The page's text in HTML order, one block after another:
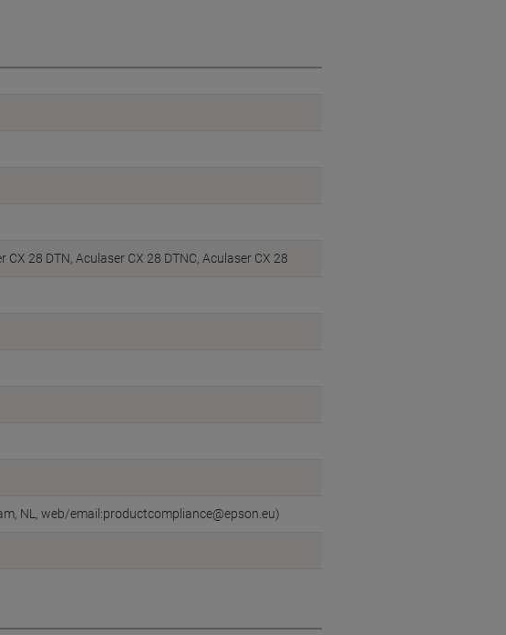
28 DTN, Aculaser CX 28 DTNC, Aculaser CX 28
NL, web/email:productcompliance@epson.eu)